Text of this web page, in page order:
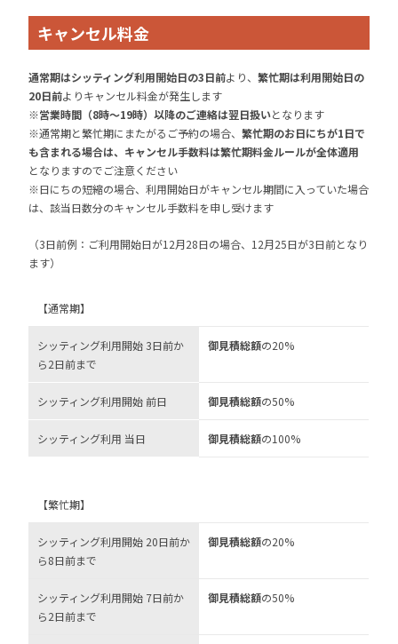
キャンセル料金
通常期はシッティング利用開始日の3日前より、繁忙期は利用開始日の
20日前よりキャンセル料金が発生します
※営業時間（8時～19時）以降のご連絡は翌日扱いとなります
※通常期と繁忙期にまたがるご予約の場合、繁忙期のお日にちが1日で
も含まれる場合は、キャンセル手数料は繁忙期料金ルールが全体適用
となりますのでご注意ください
※日にちの短縮の場合、利用開始日がキャンセル期間に入っていた場合
は、該当日数分のキャンセル手数料を申し受けます
（3日前例：ご利用開始日が12月28日の場合、12月25日が3日前となり
ます）
【通常期】
シッティング利用開始 3日前か
ら2日前まで
御見積総額の20%
シッティング利用開始 前日 御見積総額の50%
シッティング利用 当日 御見積総額の100%
【繁忙期】
シッティング利用開始 20日前か
ら8日前まで
御見積総額の20%
シッティング利用開始 7日前か
ら2日前まで
御見積総額の50%